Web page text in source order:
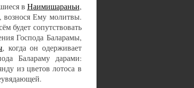
в Наимишараньи,
вознося Ему молитвы.
будет сопутствовать
Господа Баларамы,
, когда он одерживает
Балараму дарами:
из цветов лотоса в